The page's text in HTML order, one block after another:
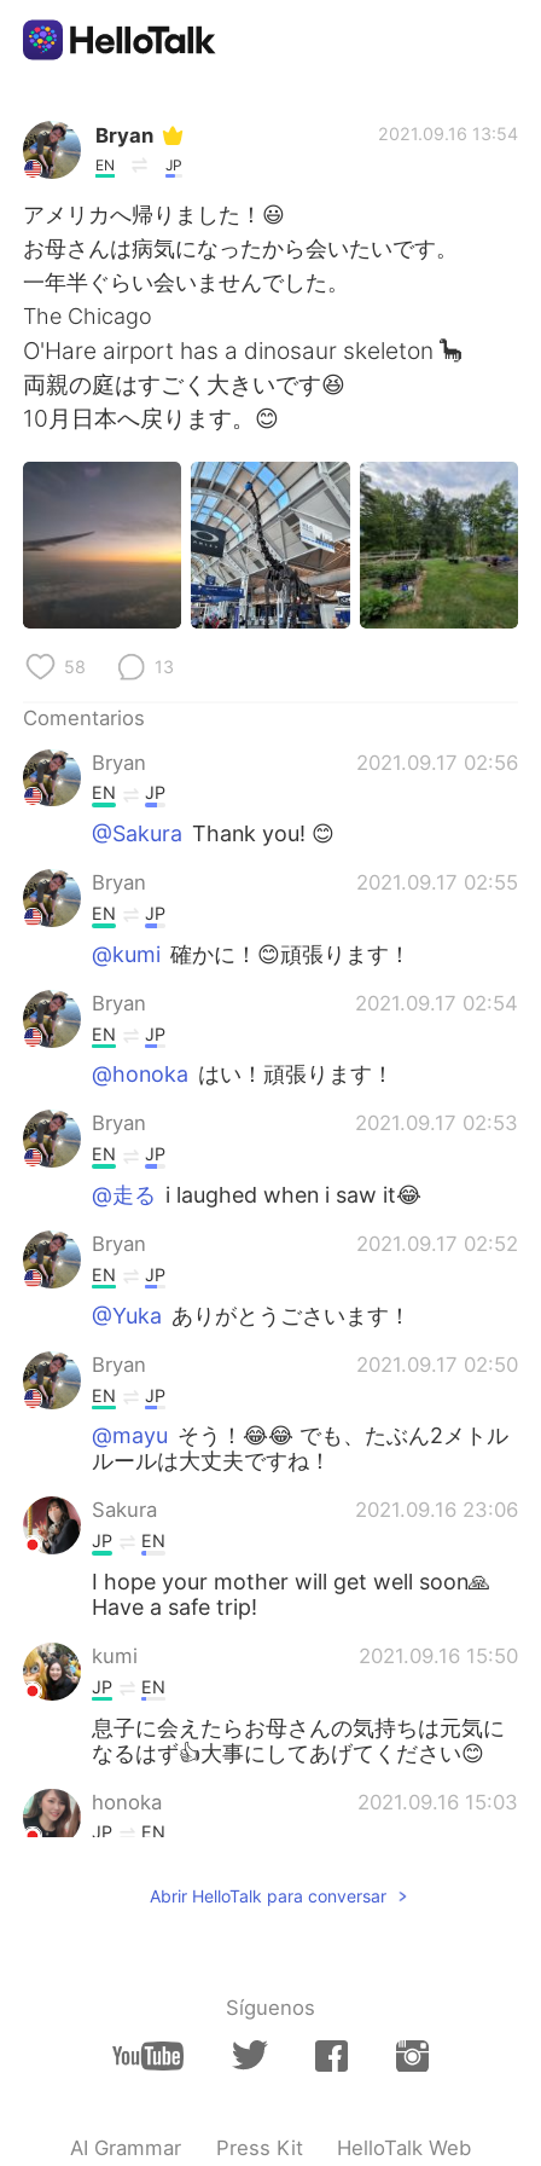
Aplicación de intercambio de idiomas
AI Grammar Checker
Español
English 简体中文
繁體中文 العربية
Deutsch
日本語 한국어
ไทย
Indonesia
Türkçe
Português
Bryan
EN JP
2021.09.16 13:54
アメリカへ帰りました！😃
お母さんは病気になったから会いたいです。
一年半ぐらい会いませんでした。
The Chicago
O'Hare airport has a dinosaur skeleton 🦕
両親の庭はすごく大きいです😆
10月日本へ戻ります。😊
58 13
Comentarios
Bryan
2021.09.17 02:56
EN JP
@Sakura Thank you! 😊
Bryan 2021.09.17 02:55
EN JP
@kumi 確かに！😊頑張ります！
Bryan 2021.09.17 02:54
EN JP
@honoka はい！頑張ります！
Bryan 2021.09.17 02:53
EN JP
@走る i laughed when i saw it😂
Bryan 2021.09.17 02:52
EN JP
@Yuka ありがとうごさいます！
Bryan 2021.09.17 02:50
EN JP
@mayu そう！😂😂 でも、たぶん2メトル
ルールは大丈夫ですね！
Sakura 2021.09.16 23:06
JP EN
I hope your mother will get well soon🙏
Have a safe trip!
kumi 2021.09.16 15:50
JP EN
息子に会えたらお母さんの気持ちは元気に
なるはず👍大事にしてあげてください😊
honoka 2021.09.16 15:03
JP EN
Brachiosaurus wears a mask lol😂
Yuka 2021.09.16 14:02
EN
Abrir HelloTalk para conversar
Síguenos
AI Grammar Press Kit HelloTalk Web